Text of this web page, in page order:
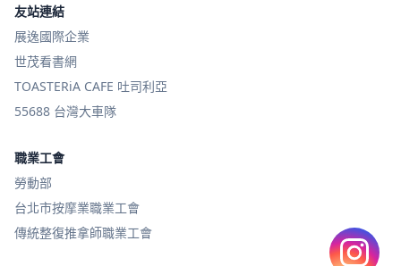
友站連結
展逸國際企業
世茂看書網
TOASTERiA CAFE 吐司利亞
55688 台灣大車隊
職業工會
勞動部
台北市按摩業職業工會
傳統整復推拿師職業工會